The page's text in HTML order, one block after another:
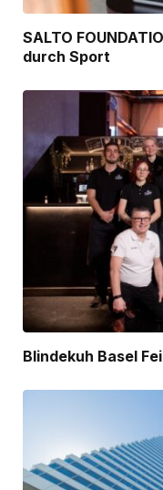
SALTO
durch Sport
Blindekuh Basel